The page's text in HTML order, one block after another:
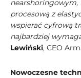
nearshoringowym,
procesową z
wspierać cyfrową
najbardziej
Lewiński, CEO
Nowoczesne